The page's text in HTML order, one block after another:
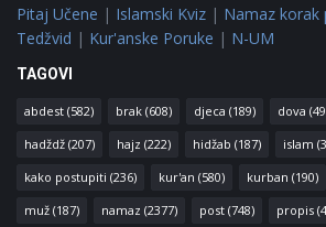
Pitaj Učene | Islamski Kviz | Namaz korak
Tedžvid | Kur'anske Poruke | N-UM
TAGOVI
abdest (582) brak (608) djeca (189) dova
hadždž (207) hajz (222) hidžab (187) islam
kako postupiti (236) kur'an (580) kurban (190)
muž (187) namaz (2377) post (748) propis